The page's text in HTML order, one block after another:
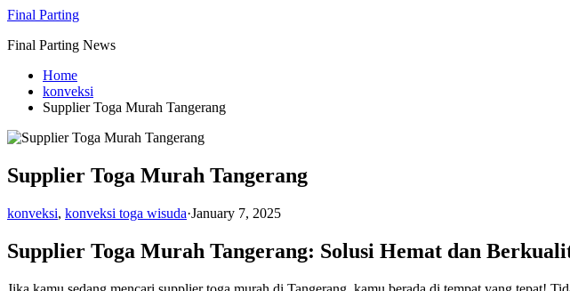
Skip
content
Final Parting
Final Parting News
Home
konveksi
Supplier Toga Murah Tangerang
Supplier Toga Murah Tangerang
konveksi, konveksi toga wisuda·January 7, 2025
Supplier Toga Murah Tangerang: Solusi Hemat dan